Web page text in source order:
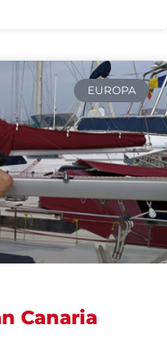
EUROPA
Canaria